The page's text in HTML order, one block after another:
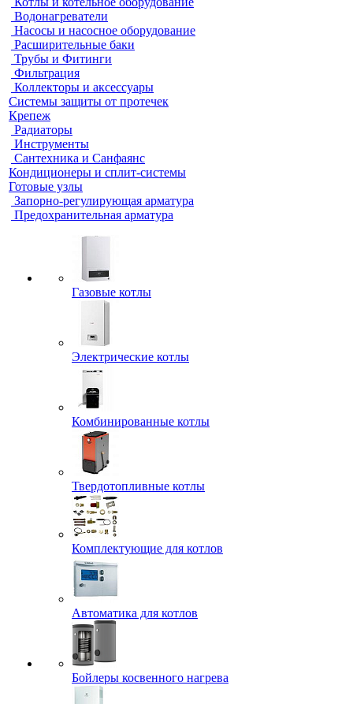
Водонагреватели
Насосы и насосное оборудование
Расширительные баки
Трубы и Фитинги
Фильтрация
Коллекторы и аксессуары
Системы защиты от протечек
Крепеж
Радиаторы
Инструменты
Сантехника и Санфаянс
Кондиционеры и сплит-системы
Готовые узлы
Запорно-регулирующая арматура
Предохранительная арматура
Газовые котлы
Электрические котлы
Комбинированные котлы
Твердотопливные котлы
Комплектующие для котлов
Автоматика для котлов
Бойлеры косвенного нагрева